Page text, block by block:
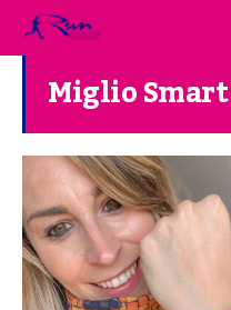
Miglio Smart